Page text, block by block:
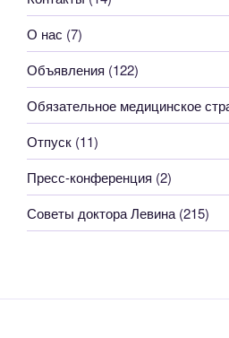
О нас (7)
Объявления (122)
Обязательное медицинское
Отпуск (11)
Пресс-конференция (2)
Советы доктора Левина (215)